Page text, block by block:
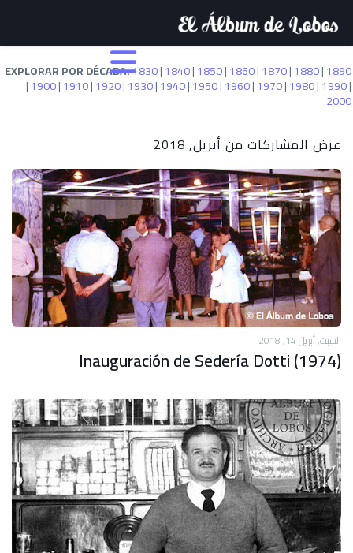
EXPLORAR POR DÉCADA:1830|1840|1850|1860|1870|1880|1890
|1900|1910|1920|1930|1940|1950|1960|1970|1980|1990|
2000
عرض المشاركات من أبريل, 2018
السبت, أبريل 14, 2018
Inauguración de Sedería Dotti (1974)